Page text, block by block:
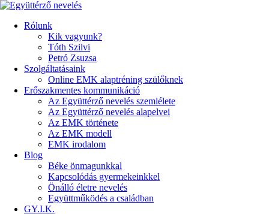
Rólunk
Kik vagyunk?
Tóth Szilvi
Petró Zsuzsa
Szolgáltatásaink
Online EMK alaptréning szülőknek
Erőszakmentes kommunikáció
Az Együttérző nevelés szemlélete
Az Együttérző nevelés alapelvei
Az EMK története
Az EMK modell
EMK irodalom
Blog
Béke önmagunkkal
Kapcsolódás gyermekeinkkel
Önálló életre nevelés
Együttműködés a családban
GY.I.K.